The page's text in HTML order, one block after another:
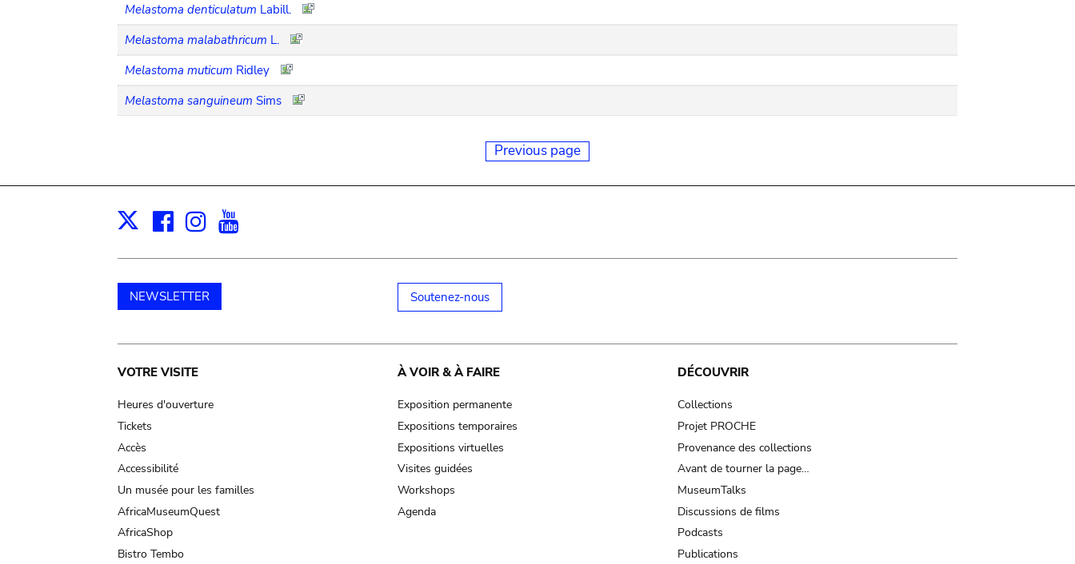
Melastoma denticulatum Labill.
Melastoma malabathricum L.
Melastoma muticum Ridley
Melastoma sanguineum Sims
Previous page
X Facebook
Instagram
NEWSLETTER Soutenez-nous
Main
navigation
VOTRE VISITE
Heures d'ouverture
Tickets
Accès
Accessibilité
Un musée pour les familles
AfricaMuseumQuest
AfricaShop
Bistro Tembo
À VOIR & À FAIRE
Exposition permanente
Expositions temporaires
Expositions virtuelles
Visites guidées
Workshops
Agenda
DÉCOUVRIR
Collections
Projet PROCHE
Provenance des collections
Avant de tourner la page…
MuseumTalks
Discussions de films
Podcasts
Publications